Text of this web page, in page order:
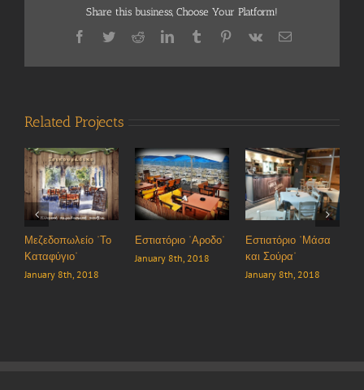
Share this business, Choose Your Platform!
Facebook
TwitterRedditLinkedInTumblr Pinterest
Vk Email
Related Projects
“Αροδο”
8th, 2018
Εστιατόριο “Μάσα
και Σούρα”
Ταβέρνα “Το Χάνι
του Ανέστη το
Παλαιό”